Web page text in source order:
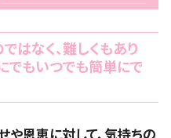
はなく、難しくもあり
でもいつでも簡単にで